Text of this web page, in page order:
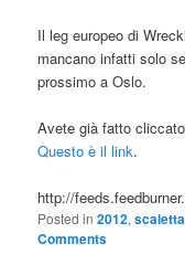
Il leg europeo di
mancano infatti solo
prossimo a Oslo.
Avete già fatto
Questo è il link.
http://
Posted in 2012,scaletta
Comments